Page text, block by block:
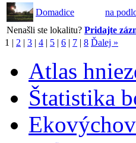
Domadice
na
Nenašli ste lokalitu? Pridajte
1 | 2 | 3 | 4 | 5 | 6 | 7 | 8 Ďalej »
Atlas
Štatistika